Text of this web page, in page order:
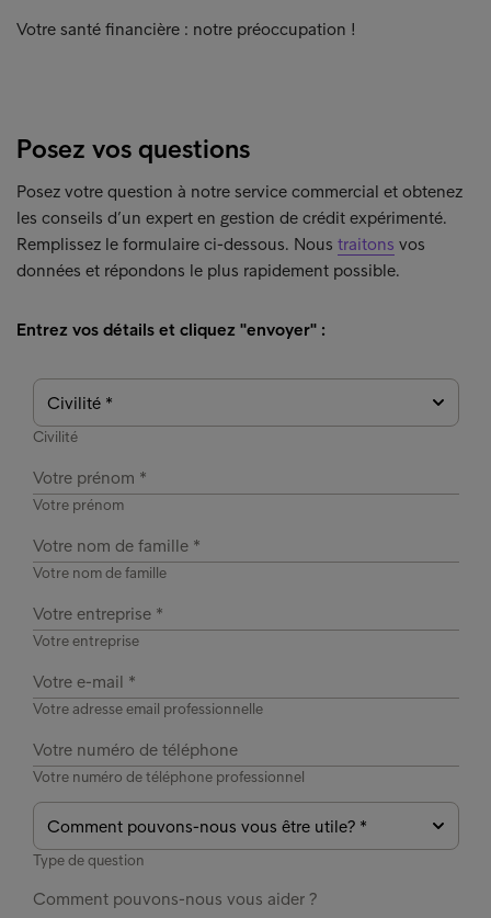
Votre santé financière : notre préoccupation !
Posez vos questions
Posez votre question à notre service commercial et obtenez
les conseils d’un expert en gestion de crédit expérimenté.
Remplissez le formulaire ci-dessous. Nous traitons vos
données et répondons le plus rapidement possible.
Entrez vos détails et cliquez "envoyer" :